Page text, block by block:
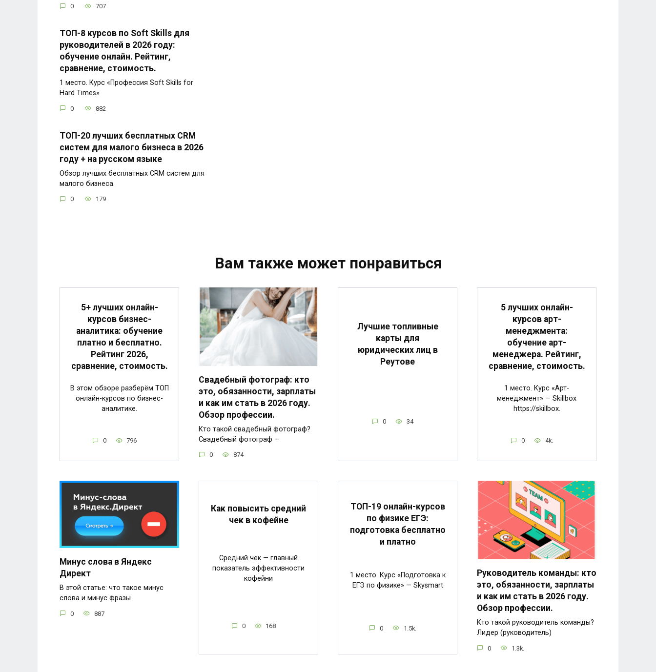
0 707
ТОП-8 курсов по Soft Skills для
руководителей в 2026 году:
обучение онлайн. Рейтинг,
сравнение, стоимость.
1 место. Курс «Профессия Soft Skills for
Hard Times»
0 882
ТОП-20 лучших бесплатных CRM
систем для малого бизнеса в 2026
году + на русском языке
Обзор лучших бесплатных CRM систем для
малого бизнеса.
0 179
Вам также может понравиться
5+ лучших онлайн-
курсов бизнес-
аналитика: обучение
платно и бесплатно.
Рейтинг 2026,
сравнение, стоимость.
В этом обзоре разберём ТОП
онлайн-курсов по бизнес-
аналитике.
0 796
Свадебный фотограф: кто
это, обязанности, зарплаты
и как им стать в 2026 году.
Обзор профессии.
Кто такой свадебный фотограф?
Свадебный фотограф —
0 874
Лучшие топливные
карты для
юридических лиц в
Реутове
0 34
5 лучших онлайн-
курсов арт-
менеджмента:
обучение арт-
менеджера. Рейтинг,
сравнение, стоимость.
1 место. Курс «Арт-
менеджмент» — Skillbox
https://skillbox.
0 4k.
Минус слова в Яндекс
Директ
В этой статье: что такое минус
слова и минус фразы
0 887
Как повысить средний
чек в кофейне
Средний чек — главный
показатель эффективности
кофейни
0 168
ТОП-19 онлайн-курсов
по физике ЕГЭ:
подготовка бесплатно
и платно
1 место. Курс «Подготовка к
ЕГЭ по физике» — Skysmart
0 1.5k.
Руководитель команды: кто
это, обязанности, зарплаты
и как им стать в 2026 году.
Обзор профессии.
Кто такой руководитель команды?
Лидер (руководитель)
0 1.3k.